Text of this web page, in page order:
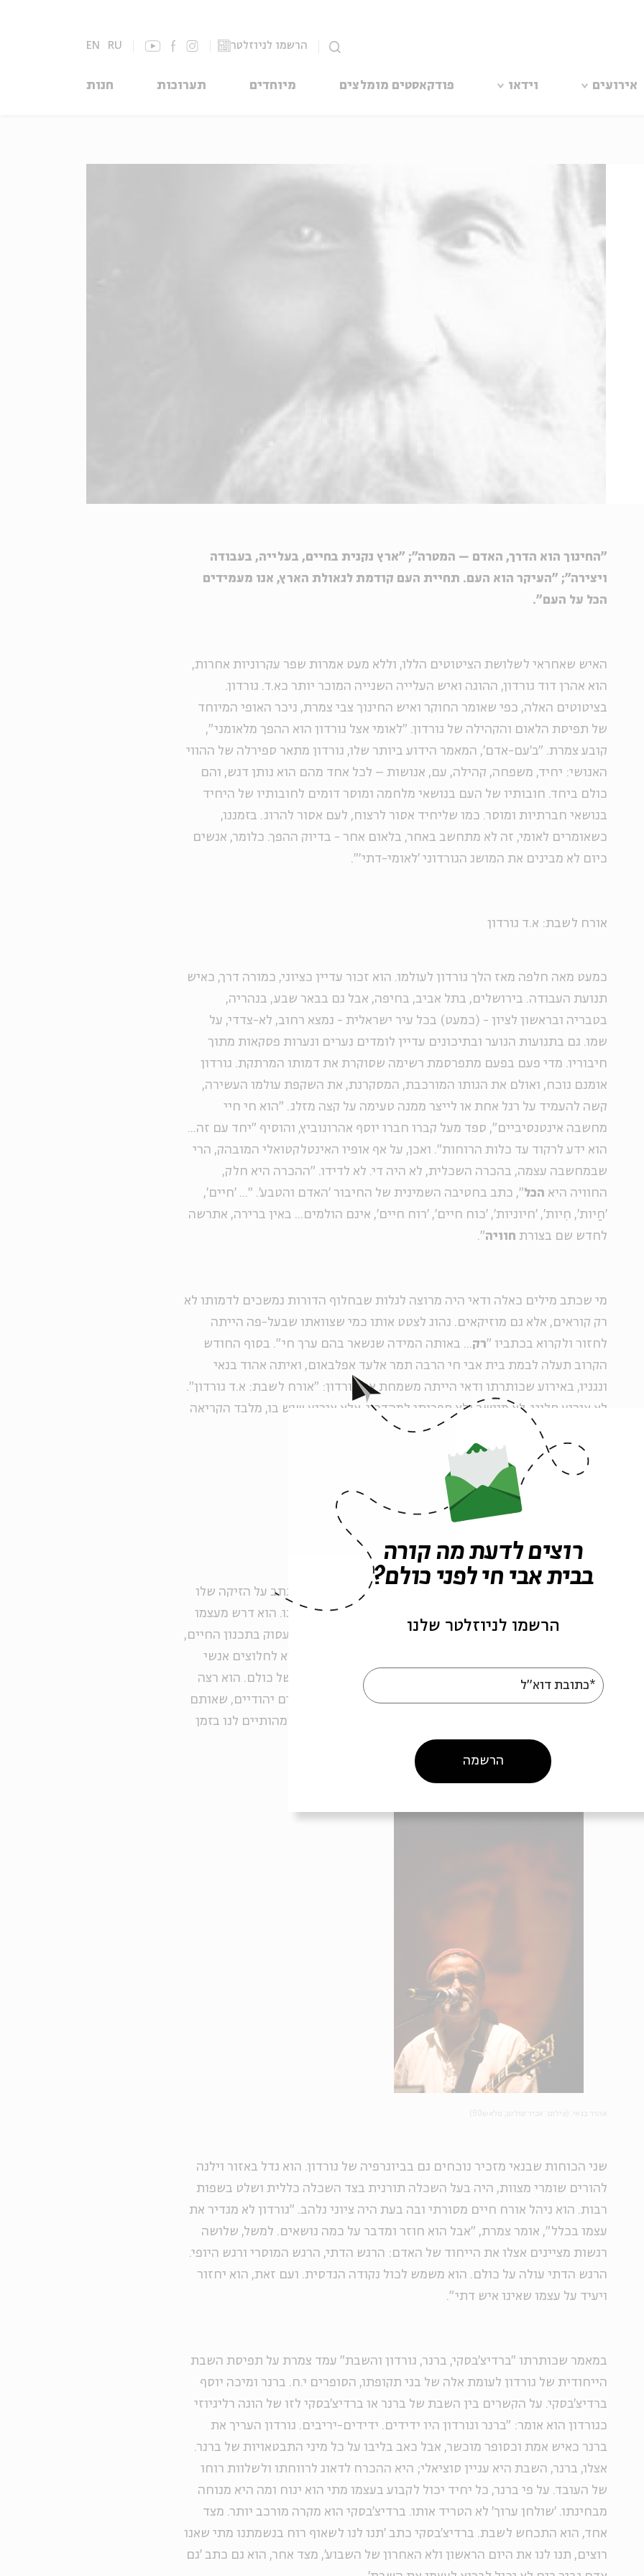
הרשמו לניוזלטר EN RU
אירועים וידאו פודקאסטים מומלצים מיוחדים תערוכות חנות
"החינוך הוא הדרך, האדם – המטרה"; "ארץ נקנית בחיים, בעלייה, בעבודה
ויצירה"; "העיקר הוא העם. תחיית העם קודמת לגאולת הארץ, אנו מעמידים
הכל על העם".
האיש שאחראי לשלושת הציטוטים הללו, וללא מעט אמרות שפר עקרוניות אחרות,
הוא אהרן דוד גורדון, ההוגה ואיש העלייה השנייה המוכר יותר כא.ד. גורדון.
בציטוטים האלה, כפי שאומר החוקר ואיש החינוך צבי צמרת, ניכר האופי המיוחד
של תפיסת הלאום והקהילה של גורדון. "לאומי אצל גורדון הוא ההפך מלאומני",
קובע צמרת. "ב'עם-אדם', המאמר הידוע ביותר שלו, גורדון מתאר ספירלה של ההווי
האנושי: יחיד, משפחה, קהילה, עם, אנושות – לכל אחד מהם הוא נותן דגש, והם
כולם ביחד. חובותיו של העם בנושאי מלחמה ומוסר דומים לחובותיו של היחיד
בנושאי חברתיות ומוסר. כמו שליחיד אסור לרצוח, לעם אסור להרוג. בזמננו,
כשאומרים לאומי, זה לא מתחשב באחר, בלאום אחר - בדיוק ההפך. כלומר, אנשים
כיום לא מבינים את המושג הגורדוני 'לאומי-דתי'".
אורח לשבת: א.ד גורדון
כמעט מאה חלפה מאז הלך גורדון לעולמו. הוא זכור עדיין כציוני, כמורה דרך, כאיש
תנועת העבודה. בירושלים, בתל אביב, בחיפה, אבל גם בבאר שבע, בנהריה,
בטבריה ובראשון לציון - (כמעט) בכל עיר ישראלית - נמצא רחוב, לא-צדדי, על
שמו. גם בתנועות הנוער ובתיכונים עדיין לומדים נערים ונערות פסקאות מתוך
חיבוריו. מדי פעם בפעם מתפרסמת רשימה שסוקרת את דמותו המרתקת. גורדון
אומנם נוכח, ואולם את הגותו המורכבת, המסקרנת, את השקפת עולמו העשירה,
קשה להעמיד על רגל אחת או לייצר ממנה טעימה על קצה מזלג. "הוא חי חיי
מחשבה אינטנסיביים", ספד מעל קברו חברו יוסף אהרונוביץ, והוסיף "יחד עם זה...
הוא ידע לרקוד עד כלות הרוחות". ואכן, על אף אופיו האינטלקטואלי המובהק, הרי
שבמחשבה עצמה, בהכרה השכלית, לא היה די. לא לדידו. "ההכרה היא חלק,
החוויה היא הכל", כתב בחטיבה השמינית של החיבור 'האדם והטבע'. "... 'חיים',
'חַיות', חִיות', 'חיוניות', 'כוח חיים', 'רוח חיים', אינם הולמים... באין ברירה, אתרשה
לחדש שם בצורת חוויה".
מי שכתב מילים כאלה ודאי היה מרוצה לגלות שבחלוף הדורות נמשכים לדמותו לא
רק קוראים, אלא גם מוזיקאים. נהוג לצטט אותו כמי שצוואתו שבעל-פה הייתה
לחזור ולקרוא בכתביו "רק... באותה המידה שנשאר בהם ערך חי". בסוף החודש
הקרוב תעלה לבמת בית אבי חי הרבה תמר אלעד אפלבאום, ואיתה אהוד בנאי
ונגניו, באירוע שכותרתו ודאי הייתה משמחת את גורדון: "אורח לשבת: א.ד גורדון".
לא אירוע סלוני, לא מיושב ולא ספרותי למהדרין, אלא אירוע שיש בו, מלבד הקריאה
והדיבור, גם מוזיקה חיה.
"דמותו של גורדון תמיד ריתקה אותי", מספר אהוד בנאי, שגם כתב על הזיקה שלו
לגורדון בספרו 'זה המקום'. "בהרבה מובנים הוא הקדים את זמנו. הוא דרש מעצמו
ומהסובבים אותו להתמקד במה שקורה כאן ועכשיו; לא להיות עסוק בתכנון החיים,
אלא לחיות את החיים לעומקם בכל רגע נתון. הוא היה מעין נביא לחלוצים אנשי
העלייה השנייה, אבל ההשקפה שלו על היהדות הייתה שונה משל כולם. הוא רצה
שההתיישבות החדשה בארץ ישראל לא תתפרק לחלוטין מערכים יהודיים, שאותם
הוא ראה כנשמת העם. הגשרים שגורדון בנה בכתביו חשובים ומהותיים לנו בזמן
הזה, במקום הזה. בהחלט אפשר לומר שהנר שלו עדיין בוער".
שני הכוחות שבנאי מזכיר נוכחים גם בביוגרפיה של גורדון. הוא גדל באזור וילנה
להורים שומרי מצוות, היה בעל השכלה תורנית בצד השכלה כללית ושלט בשפות
רבות. הוא ניהל אורח חיים מסורתי ובה בעת היה ציוני נלהב. "גורדון לא מגדיר את
עצמו בכלל", אומר צמרת, "אבל הוא חוזר ומדבר על כמה נושאים. למשל, שלושה
רגשות מציינים אצלו את הייחוד של האדם: הרגש הדתי, הרגש המוסרי ורגש היופי.
הרגש הדתי עולה על כולם. הוא משמש לכול נקודה הנדסית. ועם זאת, הוא יחזור
ויעיד על עצמו שאינו איש דתי".
במאמר שכותרתו "ברדיצ'בסקי, ברנר, גורדון והשבת" עמד צמרת על תפיסת השבת
הייחודית של גורדון לעומת אלה של בני תקופתו, הסופרים י.ח. ברנר ומיכה יוסף
ברדיצ'בסקי. על הקשרים בין השבת של ברנר או ברדיצ'בסקי לזו של הוגה רליגיוזי
כגורדון הוא אומר: "ברנר וגורדון היו ידידים. ידידים-יריבים. גורדון העריך את
ברנר כאיש אמת וכסופר מוכשר, אבל כאב בליבו על כל מיני התבטאויות של ברנר.
אצלו, ברנר, השבת היא עניין סוציאלי; היא ההכרח לדאוג לרווחתו ולשלוות רוחו
של העובד. על פי ברנר, כל יחיד יכול לקבוע בעצמו מתי הוא ינוח ומה היא מנוחה
מבחינתו. 'שולחן ערוך' לא הטריד אותו. ברדיצ'בסקי הוא מקרה מורכב יותר. מצד
אחד, הוא התכחש לשבת. ברדיצ'בסקי כתב 'תנו לנו לשאוף רוח בנשמתנו מתי שאנו
רוצים, תנו לנו את היום הראשון ולא האחרון של השבוע', מצד אחר, הוא גם כתב 'גם
רוצים לדעת מה קורה
בבית אבי חי לפני כולם?
הרשמו לניוזלטר שלנו
*כתובת דוא"ל
הרשמה